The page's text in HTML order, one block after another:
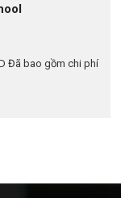
Đã bao gồm chi phí